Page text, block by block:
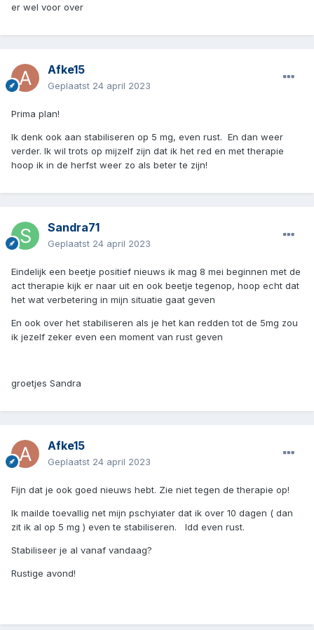
er wel voor over
Afke15
Geplaatst 24 april 2023
Prima plan!
Ik denk ook aan stabiliseren op 5 mg, even rust. En dan weer
verder. Ik wil trots op mijzelf zijn dat ik het red en met therapie
hoop ik in de herfst weer zo als beter te zijn!
Sandra71
Geplaatst 24 april 2023
Eindelijk een beetje positief nieuws ik mag 8 mei beginnen met de
act therapie kijk er naar uit en ook beetje tegenop, hoop echt dat
het wat verbetering in mijn situatie gaat geven
En ook over het stabiliseren als je het kan redden tot de 5mg zou
ik jezelf zeker even een moment van rust geven
groetjes Sandra
Afke15
Geplaatst 24 april 2023
Fijn dat je ook goed nieuws hebt. Zie niet tegen de therapie op!
Ik mailde toevallig net mijn pschyiater dat ik over 10 dagen ( dan
zit ik al op 5 mg ) even te stabiliseren. Idd even rust.
Stabiliseer je al vanaf vandaag?
Rustige avond!